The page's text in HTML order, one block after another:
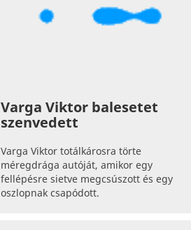
Varga Viktor balesetet
szenvedett
Varga Viktor totálkárosra törte
méregdrága autóját, amikor egy
fellépésre sietve megcsúszott és egy
oszlopnak csapódott.